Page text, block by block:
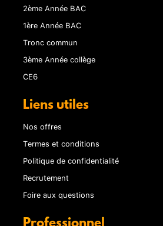
2ème Année BAC
1ère Année BAC
Tronc commun
3ème Année collège
CE6
Liens utiles
Nos offres
Termes et conditions
Politique de confidentialité
Recrutement
Foire aux questions